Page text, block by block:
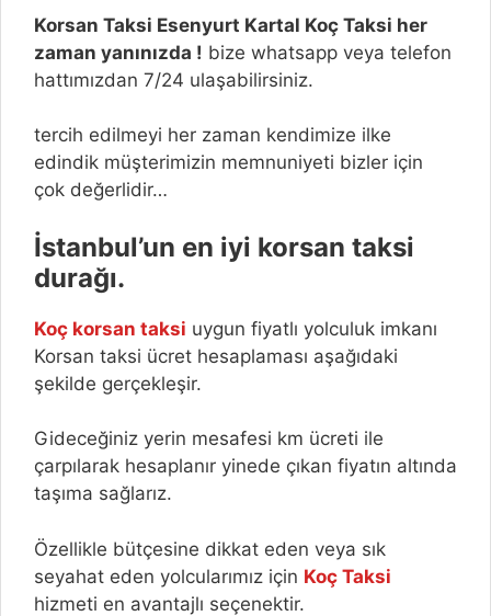
Korsan Taksi Esenyurt Kartal Koç Taksi her
zaman yanınızda ! bize whatsapp veya telefon
hattımızdan 7/24 ulaşabilirsiniz.
tercih edilmeyi her zaman kendimize ilke
edindik müşterimizin memnuniyeti bizler için
çok değerlidir…
İstanbul’un en iyi korsan taksi
durağı.
Koç korsan taksi uygun fiyatlı yolculuk imkanı
Korsan taksi ücret hesaplaması aşağıdaki
şekilde gerçekleşir.
Gideceğiniz yerin mesafesi km ücreti ile
çarpılarak hesaplanır yinede çıkan fiyatın altında
taşıma sağlarız.
Özellikle bütçesine dikkat eden veya sık
seyahat eden yolcularımız için Koç Taksi
hizmeti en avantajlı seçenektir.